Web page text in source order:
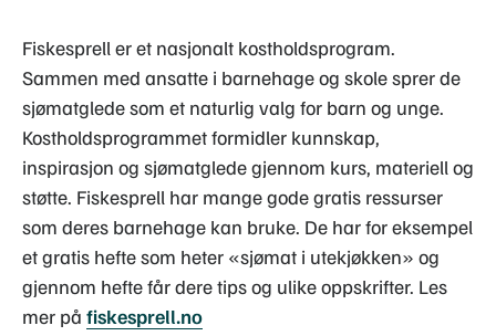
Fiskesprell er et nasjonalt kostholdsprogram.
Sammen med ansatte i barnehage og skole sprer de
sjømatglede som et naturlig valg for barn og unge.
Kostholdsprogrammet formidler kunnskap,
inspirasjon og sjømatglede gjennom kurs, materiell og
støtte. Fiskesprell har mange gode gratis ressurser
som deres barnehage kan bruke. De har for eksempel
et gratis hefte som heter «sjømat i utekjøkken» og
gjennom hefte får dere tips og ulike oppskrifter. Les
mer på fiskesprell.no